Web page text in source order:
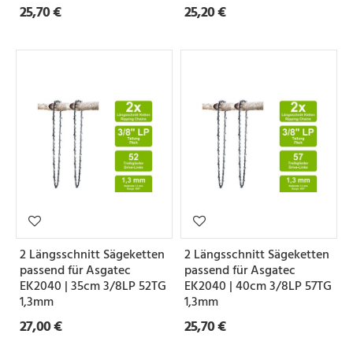
25,70 € 25,20 €
2 Längsschnitt Sägeketten
passend für Asgatec
EK2040 | 35cm 3/8LP 52TG
1,3mm
27,00 €
2 Längsschnitt Sägeketten
passend für Asgatec
EK2040 | 40cm 3/8LP 57TG
1,3mm
25,70 €